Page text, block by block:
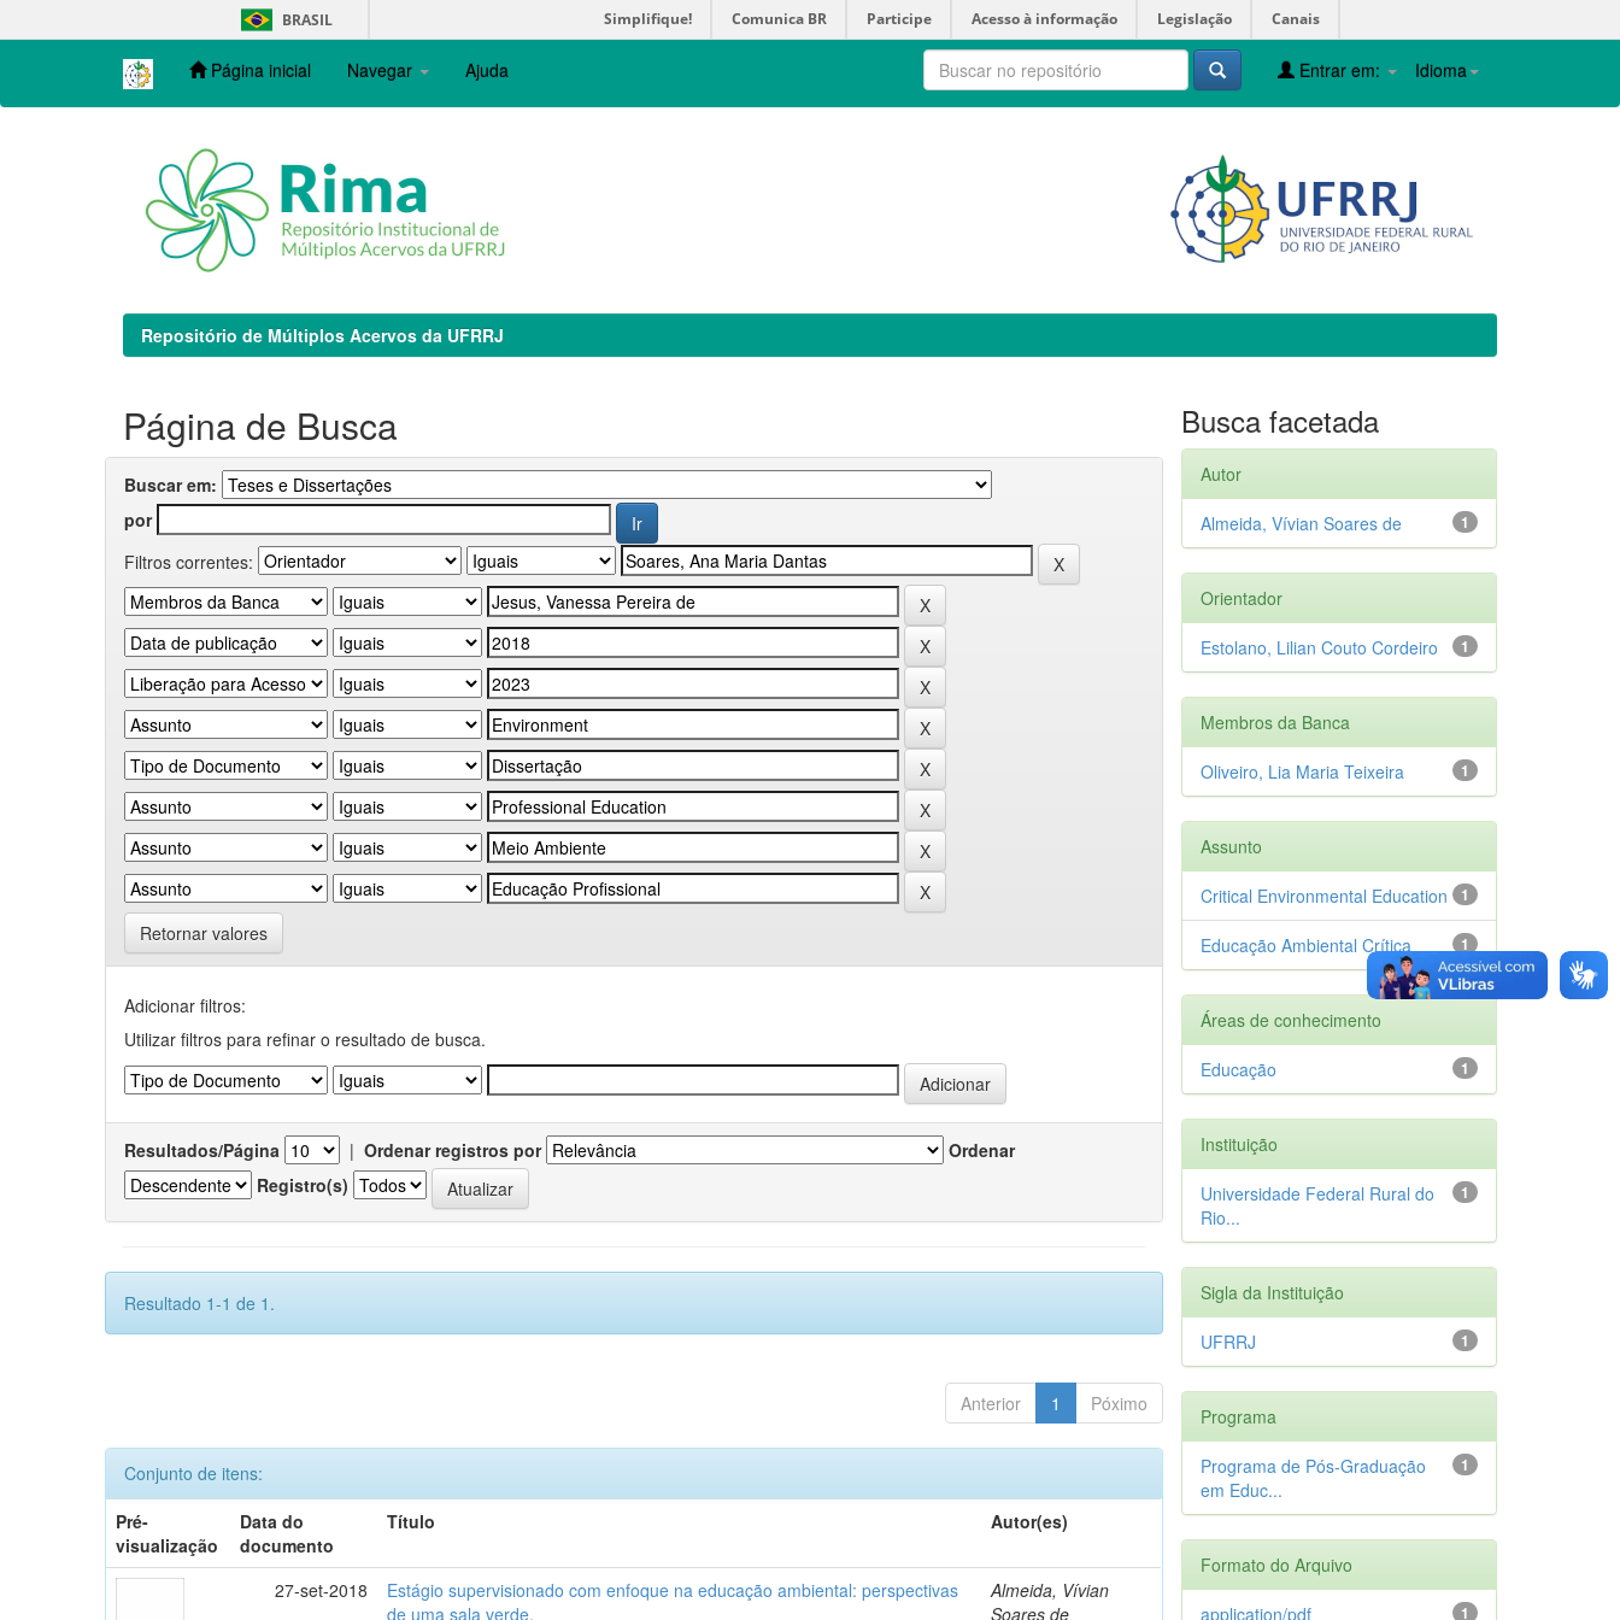
navigation
BRASIL Simplifique! Comunica BR Participe Acesso à informação Legislação Canais
Página inicial Navegar Ajuda Idioma
Entrar em:
Repositório de Múltiplos Acervos da UFRRJ
Página de Busca
Buscar em:
por
Filtros correntes:
Retornar valores
Adicionar filtros:
Utilizar filtros para refinar o resultado de busca.
Resultados/Página | Ordenar registros por
Ordenar
Registro(s)
Resultado 1-1 de 1.
Anterior 1 Póximo
Conjunto de itens:
Pré-
visualização
Data do
documento
Título Autor(es)
27-set-2018
Estágio supervisionado com enfoque na educação ambiental: perspectivas
de uma sala verde.
Almeida, Vívian
Soares de
Busca facetada
Autor
1
Almeida, Vívian Soares de
Orientador
1
Estolano, Lilian Couto Cordeiro
Membros da Banca
1
Oliveiro, Lia Maria Teixeira
Assunto
1
Critical Environmental Education
1
Educação Ambiental Crítica
Áreas de conhecimento
1
Educação
Instituição
1
Universidade Federal Rural do
Rio...
Sigla da Instituição
1
UFRRJ
Programa
1
Programa de Pós-Graduação
em Educ...
Formato do Arquivo
1
application/pdf